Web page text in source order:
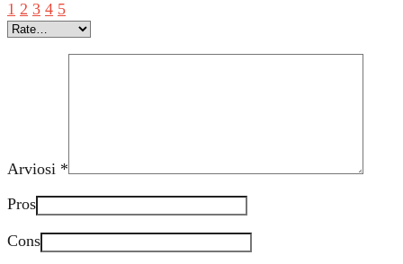
1 2 3 4 5
Arviosi *
Pros
Cons